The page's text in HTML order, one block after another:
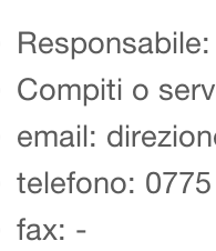
Compiti o
email:
telefono:
fax: -